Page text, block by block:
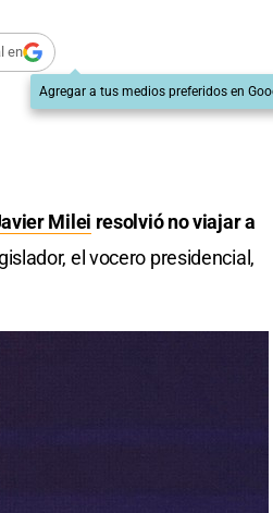
en
Agregar a tus medios preferidos en
Milei resolvió no viajar a
el vocero presidencial,